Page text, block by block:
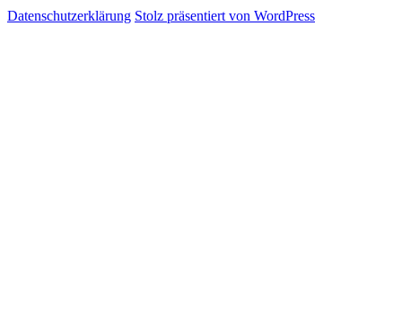
Datenschutzerklärung Stolz präsentiert von WordPress